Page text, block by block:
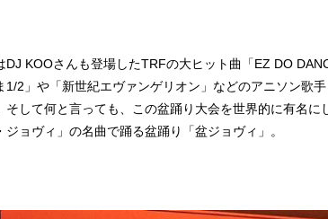
DJ KOOさんも登場したTRFの大ヒット曲「EZ DO
1/2」や「新世紀エヴァンゲリオン」などのアニソン
そして何と言っても、この盆踊り大会を世界的に有名
ジョヴィ」の名曲で踊る盆踊り「盆ジョヴィ」。